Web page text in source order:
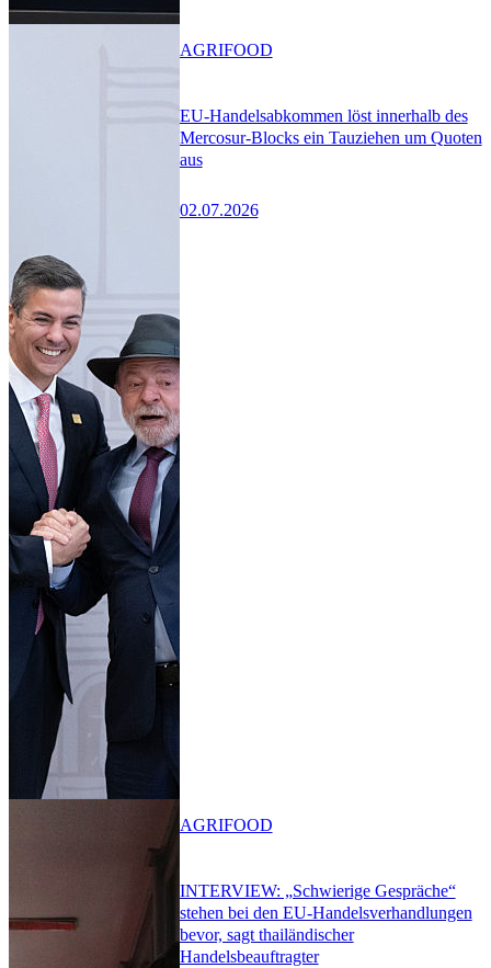
EU-Handelsabkommen löst innerhalb des
Mercosur-Blocks ein Tauziehen um Quoten
aus
02.07.2026
AGRIFOOD
INTERVIEW: „Schwierige Gespräche“
stehen bei den EU-Handelsverhandlungen
bevor, sagt thailändischer
Handelsbeauftragter
AGRIFOOD